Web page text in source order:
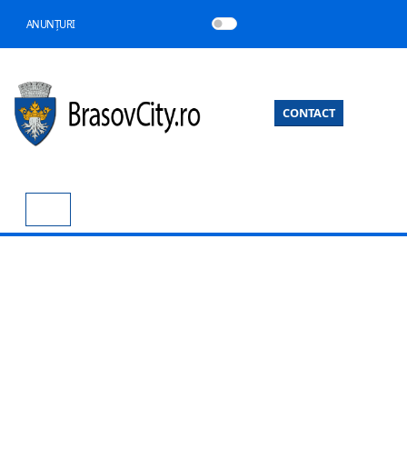
ANUNȚURI
CONTACT